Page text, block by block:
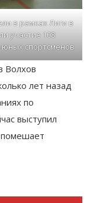
в рамках Лиги в
участие 108
юных спортсменов
Волхов
лет назад
по
выступил
помешает